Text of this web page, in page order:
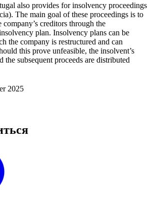
also provides for insolvency proceedings
The main goal of these proceedings is to
creditors through the
plan. Insolvency plans can be
the company is restructured and can
this prove unfeasible, the insolvent’s
the subsequent proceeds are distributed
2025